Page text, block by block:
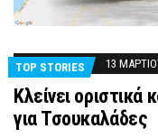
TOP STORIES 13
Κλείνει οριστικά
για Τσουκαλάδες